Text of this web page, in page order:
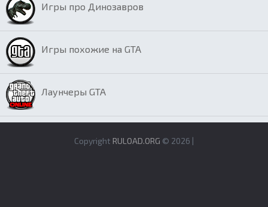
Игры про Динозавров
Игры похожие на GTA
Лаунчеры GTA
Copyright RULOAD.ORG © 2026 |